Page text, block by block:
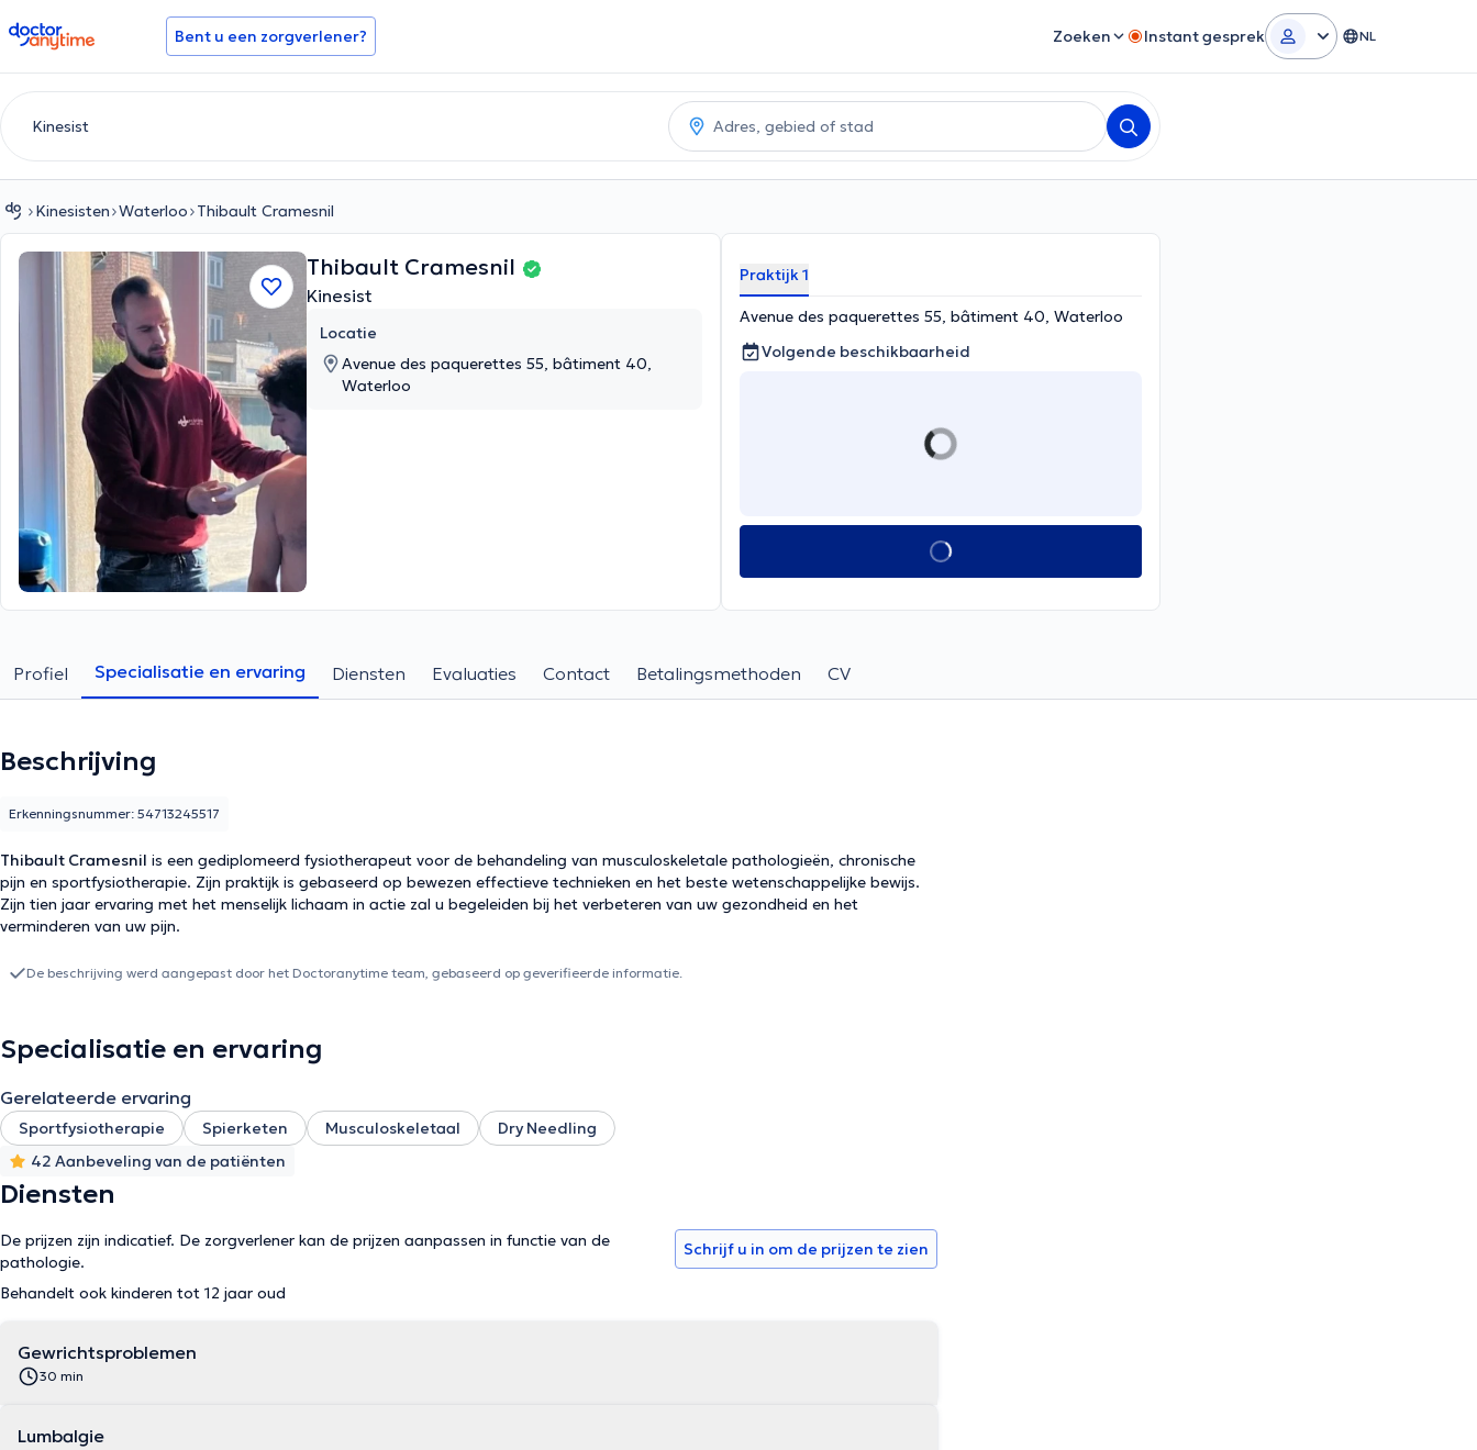
doctoranytime Bent u een zorgverlener? Zoeken Instant gesprek NL
Kinesisten Waterloo Thibault Cramesnil
Thibault Cramesnil
Kinesist
Locatie
Avenue des paquerettes 55, bâtiment 40,
Waterloo
Praktijk 1
Avenue des paquerettes 55, bâtiment 40, Waterloo
Volgende beschikbaarheid
Profiel Specialisatie en ervaring Diensten Evaluaties Contact Betalingsmethoden CV
Beschrijving
Thibault Cramesnil is een gediplomeerd fysiotherapeut voor de behandeling van musculoskeletale pathologieën, chronische
pijn en sportfysiotherapie. Zijn praktijk is gebaseerd op bewezen effectieve technieken en het beste wetenschappelijke bewijs.
Zijn tien jaar ervaring met het menselijk lichaam in actie zal u begeleiden bij het verbeteren van uw gezondheid en het
verminderen van uw pijn.
Erkenningsnummer: 54713245517
De beschrijving werd aangepast door het Doctoranytime team, gebaseerd op geverifieerde informatie.
Specialisatie en ervaring
Gerelateerde ervaring
Sportfysiotherapie Spierketen Musculoskeletaal
Dry Needling
42 Aanbeveling van de patiënten
Diensten
De prijzen zijn indicatief. De zorgverlener kan de prijzen aanpassen in functie van de
pathologie.
Behandelt ook kinderen tot 12 jaar oud
Schrijf u in om de prijzen te zien
Gewrichtsproblemen
30 min
Lumbalgie